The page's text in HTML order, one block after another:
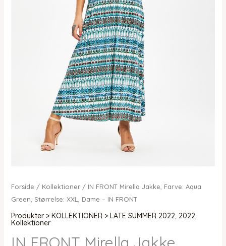
Forside / Kollektioner/ IN FRONT Mirella Jakke, Farve: Aqua
Green, Størrelse: XXL, Dame – IN FRONT
Produkter > KOLLEKTIONER > LATE SUMMER 2022, 2022,
Kollektioner